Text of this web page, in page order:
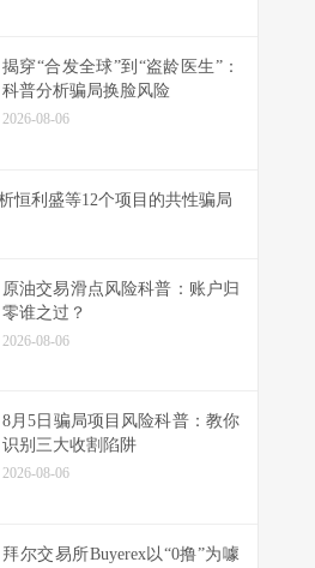
揭穿“合发全球”到“盗龄医生”：
科普分析骗局换脸风险
2026-08-06
恒利盛等12个项目的共性骗局
原油交易滑点风险科普：账户归
零谁之过？
2026-08-06
8月5日骗局项目风险科普：教你
识别三大收割陷阱
2026-08-06
拜尔交易所Buyerex以“0撸”为噱